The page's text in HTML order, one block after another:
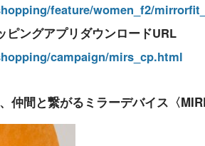
feature/women_f2/
ピングアプリダウンロードURL
campaign/mirs_cp.html
仲間と繋がるミラーデバイス〈